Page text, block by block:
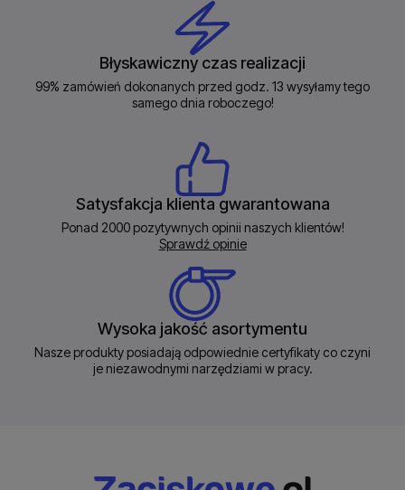
Błyskawiczny czas realizacji
99% zamówień dokonanych przed godz. 13 wysyłamy tego
samego dnia roboczego!
Satysfakcja klienta gwarantowana
Ponad 2000 pozytywnych opinii naszych klientów!
Sprawdź opinie
Wysoka jakość asortymentu
Nasze produkty posiadają odpowiednie certyfikaty co czyni
je niezawodnymi narzędziami w pracy.